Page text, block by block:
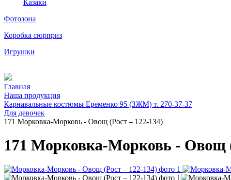
Казаки
Фотозона
Коробка сюрприз
Игрушки
Главная
Наша продукция
Карнавальные костюмы Еременко 95 (ЗЖМ) т. 270-37-37
Для девочек
171 Морковка-Морковь - Овощ (Рост – 122-134)
171 Морковка-Морковь - Овощ